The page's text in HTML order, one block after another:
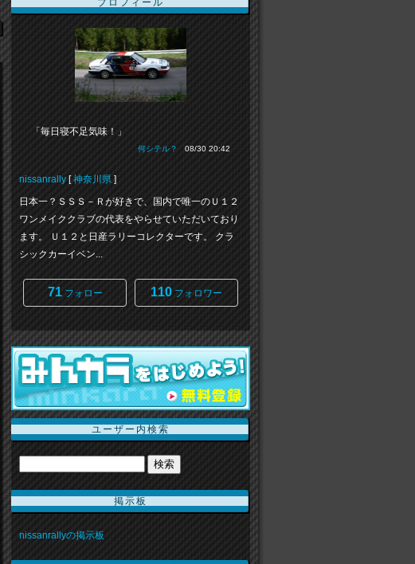
プロフィール
「毎日寝不足気味！」
何シテル？ 08/30 20:42
nissanrally [神奈川県 ]
日本一？ＳＳＳ－Ｒが好きで、国内で唯一のＵ１２
ワンメイククラブの代表をやらせていただいており
ます。 Ｕ１２と日産ラリーコレクターです。 クラ
シックカーイベン...
71フォロー 110 フォロワー
ユーザー内検索
掲示板
nissanrallyの掲示板